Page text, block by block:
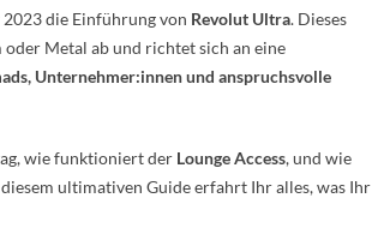
die Einführung von Revolut Ultra. Dieses
Metal ab und richtet sich an eine
Unternehmer:innen und anspruchsvolle
wie funktioniert der Lounge Access, und wie
diesem ultimativen Guide erfahrt Ihr alles, was Ihr